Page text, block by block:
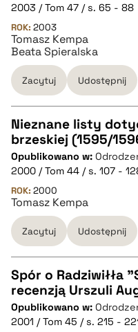
2003 / Tom 47 / s. 65 - 88
ROK: 2003
Tomasz Kempa
Beata Spieralska
Zacytuj Udostępnij
CZYSTY TEKST
pobierz cytat
BIBTEX
pobierz cytat
Nieznane listy
brzeskiej (1595/
Opublikowano w:
2000 / Tom 44 / s. 107 -
ROK: 2000
Tomasz Kempa
Zacytuj Udostępnij
CZYSTY TEKST
Spór o Radziwiłła
recenzją Urszuli
Opublikowano w:
2001 / Tom 45 / s. 215 -